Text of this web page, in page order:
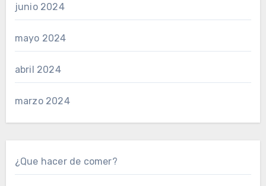
junio 2024
mayo 2024
abril 2024
marzo 2024
¿Que hacer de comer?